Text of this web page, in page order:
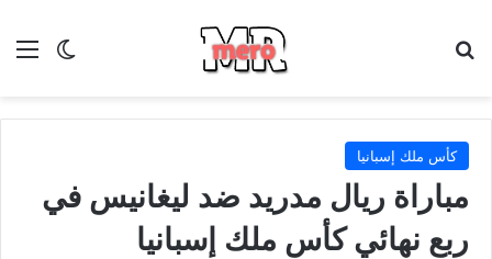
الوضع
كأس ملك إسبانيا
مباراة ريال مدريد ضد ليغانيس في
ربع نهائي كأس ملك إسبانيا